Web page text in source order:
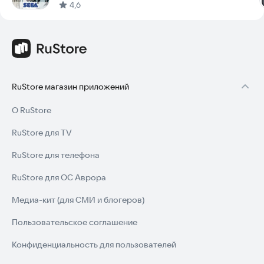
4,6
RuStore магазин приложений
О RuStore
RuStore для TV
RuStore для телефона
RuStore для ОС Аврора
Медиа-кит (для СМИ и блогеров)
Пользовательское соглашение
Конфиденциальность для пользователей